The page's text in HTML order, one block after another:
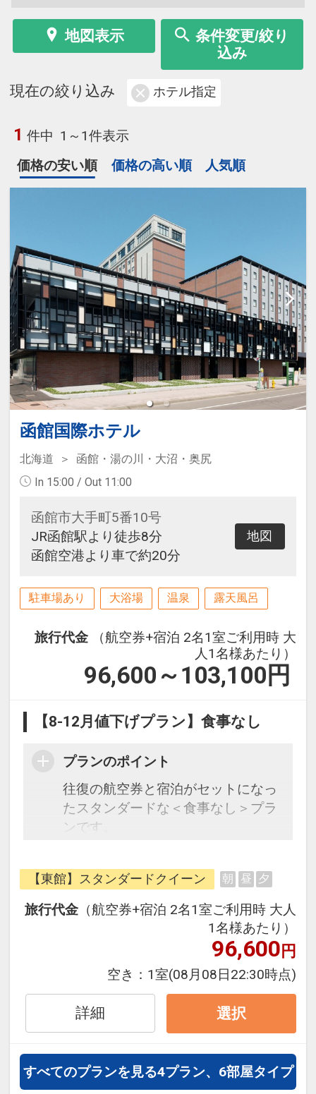
地図表示
条件変更/絞り
込み
現在の絞り込み ホテル指定
1 件中 1～1件表示
価格の安い順
価格の高い順 人気順
函館国際ホテル
北海道
函館・湯の川・大沼・奥尻
In 15:00 / Out 11:00
函館市大手町5番10号
JR函館駅より徒歩8分
函館空港より車で約20分
地図
駐車場あり 大浴場 温泉 露天風呂
旅行代金
（航空券+宿泊 2名1室ご利用時 大
人1名様あたり）
96,600～103,100 円
【8-12月値下げプラン】食事なし
プランのポイント
往復の航空券と宿泊がセットになっ
たスタンダードな＜食事なし＞プラ
ンです。
できるダイナミックパッケージだか
ら、一都市滞在はもちろん周遊旅行
にも最適！
旅行期間中の1泊だけの宿泊や延
泊・飛び泊なども自由自在です。
フライトは、安心のJAL（または
JALグループ）確約！フライトマイ
ル50%貯まります。
オプションでレンタカーや現地交
通・体験プランなどの追加（同時予
約）が可能なプランもございます。
【東館】スタンダードクイーン 朝 昼 夕
旅行代金 （航空券+宿泊 2名1室ご利用時 大人
1名様あたり）
96,600円
空き： 1室(08月08日22:30時点)
詳細 選択
すべてのプランを見る4プラン、6部屋タイプ